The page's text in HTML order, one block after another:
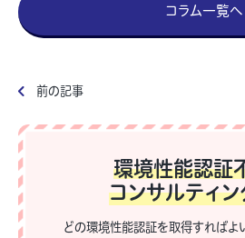
コラム一覧へ
前の記事
環境性能認証
コンサルティ
どの環境性能認証を取得すれば